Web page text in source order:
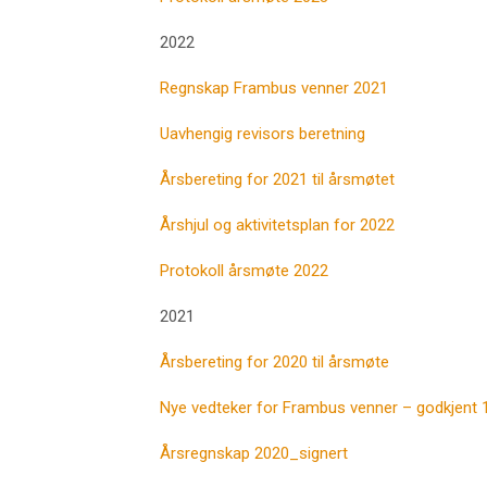
2022
Regnskap Frambus venner 2021
Uavhengig revisors beretning
Årsbereting for 2021 til årsmøtet
Årshjul og aktivitetsplan for 2022
Protokoll årsmøte 2022
2021
Årsbereting for 2020 til årsmøte
Nye vedteker for Frambus venner – godkjent
Årsregnskap 2020_signert